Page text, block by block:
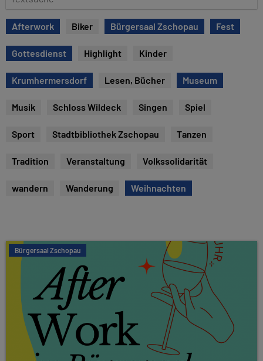
e
x
t
s
u
c
Afterwork Biker Bürgersaal Zschopau Fest
Gottesdienst Highlight Kinder
Krumhermersdorf Lesen, Bücher Museum
Musik Schloss Wildeck Singen Spiel
Sport Stadtbibliothek Zschopau Tanzen
Tradition Veranstaltung Volkssolidarität
wandern Wanderung Weihnachten
Bürgersaal Zschopau